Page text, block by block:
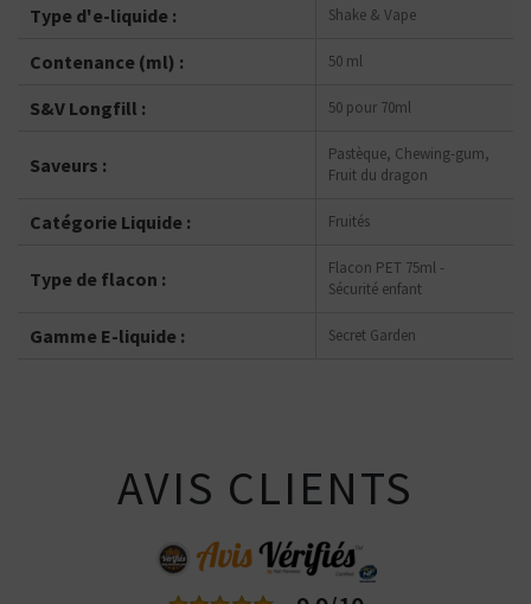
Type d'e-liquide : Shake & Vape
Contenance (ml) : 50 ml
S&V Longfill : 50 pour 70ml
Saveurs :
Pastèque, Chewing-gum,
Fruit du dragon
Catégorie Liquide : Fruités
Type de flacon :
Flacon PET 75ml -
Sécurité enfant
Gamme E-liquide : Secret Garden
AVIS CLIENTS